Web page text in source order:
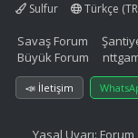
Sulfur
Türkçe
Savaş Forum
Büyük Forum
📣 İletişim
Yasal Uyarı: